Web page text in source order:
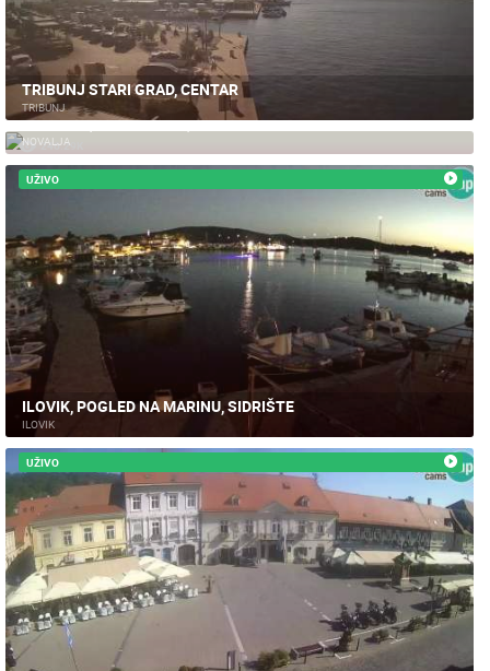
TRIBUNJ STARI GRAD, CENTAR
TRIBUNJ
246.29K
NOVALJA, KATAMARAN, RUŽA VJETROVA
NOVALJA
UŽIVO
ILOVIK, POGLED NA MARINU, SIDRIŠTE
ILOVIK
UŽIVO